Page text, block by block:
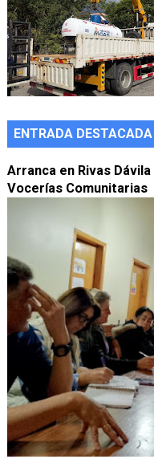
ENTRADA DESTACADA
Arranca en Rivas
Vocerías Comunitarias